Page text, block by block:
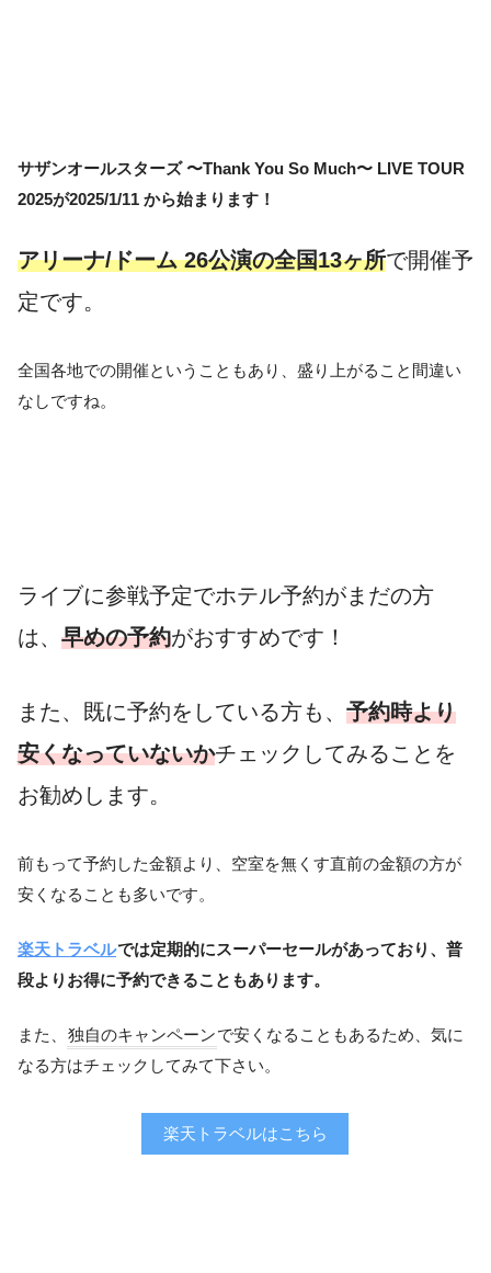
サザンオールスターズ 〜Thank You So Much〜 LIVE TOUR
2025が2025/1/11 から始まります！
アリーナ/ドーム 26公演の全国13ヶ所で開催予
定です。
全国各地での開催ということもあり、盛り上がること間違い
なしですね。
ライブに参戦予定でホテル予約がまだの方
は、 早めの予約がおすすめです！
また、既に予約をしている方も、 予約時より
安くなっていないかチェックしてみることを
お勧めします。
前もって予約した金額より、空室を無くす直前の金額の方が
安くなることも多いです。
楽天トラベルでは定期的にスーパーセールがあっており、普
段よりお得に予約できることもあります。
また、 独自のキャンペーンで安くなることもあるため、気に
なる方はチェックしてみて下さい。
楽天トラベルはこちら